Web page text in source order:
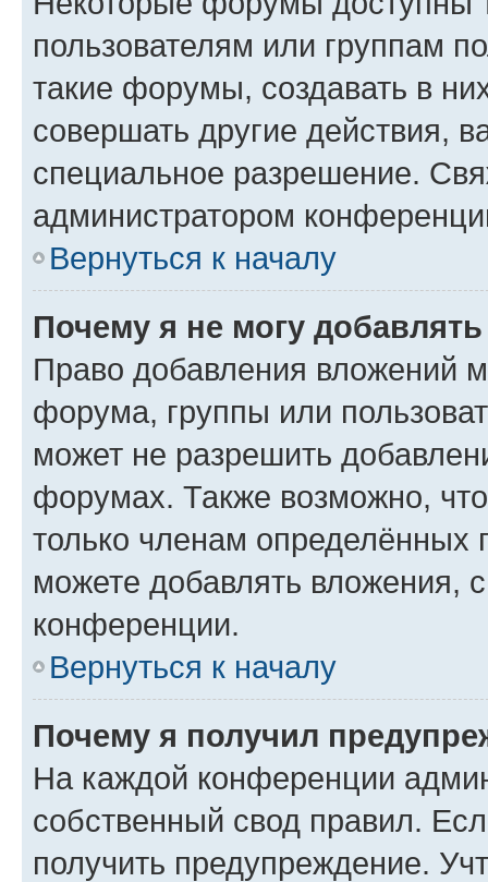
пользователям или группам
такие форумы, создавать в
совершать другие действия,
специальное разрешение.
администратором
Вернуться к началу
Почему я не могу
Право добавления вложений
форума, группы или
может не разрешить
форумах. Также возможно,
только членам определённых
можете добавлять вложения,
конференции.
Вернуться к началу
Почему я получил
На каждой конференции
собственный свод правил.
получить предупреждение.